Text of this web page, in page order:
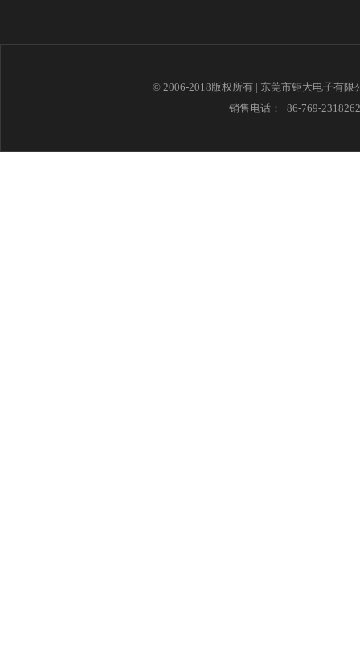
© 2006-2018版权所有 | 东莞市钜大电子有
销售电话：+86-769-